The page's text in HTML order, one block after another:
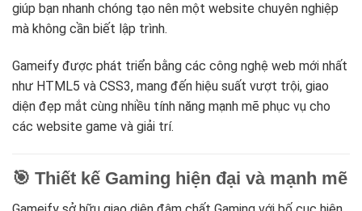
giúp bạn nhanh chóng tạo nên một website chuyên nghiệp
mà không cần biết lập trình.
Gameify được phát triển bằng các công nghệ web mới nhất
như HTML5 và CSS3, mang đến hiệu suất vượt trội, giao
diện đẹp mắt cùng nhiều tính năng mạnh mẽ phục vụ cho
các website game và giải trí.
🎯 Thiết kế Gaming hiện đại và mạnh mẽ